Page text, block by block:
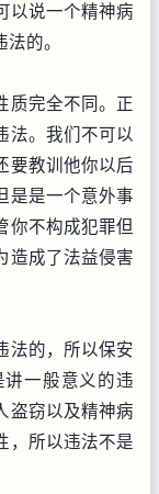
以说一个精神病
的。
质完全不同。正
法。我们不可以
要教训他你以后
是是一个意外事
你不构成犯罪但
造成了法益侵害
法的，所以保安
一般意义的违
盗窃以及精神病
，所以违法不是